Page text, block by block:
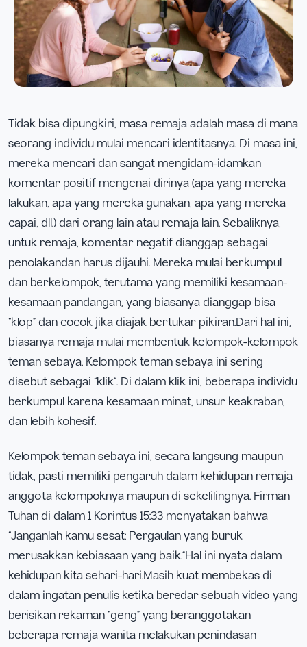
Tidak bisa dipungkiri, masa remaja adalah masa di mana
seorang individu mulai mencari identitasnya. Di masa ini,
mereka mencari dan sangat mengidam-idamkan
komentar positif mengenai dirinya (apa yang mereka
lakukan, apa yang mereka gunakan, apa yang mereka
capai, dll.) dari orang lain atau remaja lain. Sebaliknya,
untuk remaja, komentar negatif dianggap sebagai
penolakandan harus dijauhi. Mereka mulai berkumpul
dan berkelompok, terutama yang memiliki kesamaan-
kesamaan pandangan, yang biasanya dianggap bisa
“klop” dan cocok jika diajak bertukar pikiran.Dari hal ini,
biasanya remaja mulai membentuk kelompok-kelompok
teman sebaya. Kelompok teman sebaya ini sering
disebut sebagai “klik”. Di dalam klik ini, beberapa individu
berkumpul karena kesamaan minat, unsur keakraban,
dan lebih kohesif.
Kelompok teman sebaya ini, secara langsung maupun
tidak, pasti memiliki pengaruh dalam kehidupan remaja
anggota kelompoknya maupun di sekelilingnya. Firman
Tuhan di dalam 1 Korintus 15:33 menyatakan bahwa
“Janganlah kamu sesat: Pergaulan yang buruk
merusakkan kebiasaan yang baik.”Hal ini nyata dalam
kehidupan kita sehari-hari.Masih kuat membekas di
dalam ingatan penulis ketika beredar sebuah video yang
berisikan rekaman “geng” yang beranggotakan
beberapa remaja wanita melakukan penindasan